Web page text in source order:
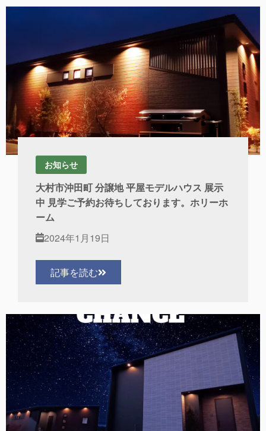
お知らせ
大村市沖田町 分譲地 平屋モデルハウス 展示
中 見学ご予約お待ちしております。ホリーホ
ーム
2024年1月19日
記事を読む